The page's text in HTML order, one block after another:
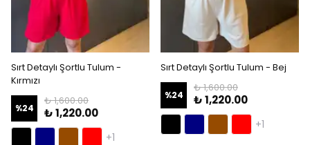
Sırt Detaylı Şortlu Tulum -
Kırmızı
%24
₺ 1,600.00
₺ 1,220.00
+1
Sırt Detaylı Şortlu Tulum - Bej
%24
₺ 1,600.00
₺ 1,220.00
+1